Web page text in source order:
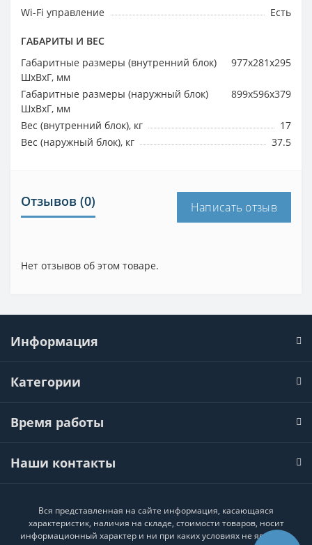
Wi-Fi управление
Есть
ГАБАРИТЫ И ВЕС
Габаритные размеры (внутренний блок)
ШхВхГ, мм
977х281х295
Габаритные размеры (наружный блок)
ШхВхГ, мм
899х596х379
Вес (внутренний блок), кг
17
Вес (наружный блок), кг
37.5
Отзывов (0) Написать отзыв
Нет отзывов об этом товаре.
Информация
Категории
Время работы
Наши контакты
Вся представленная на сайте информация, касающаяся
характеристик, наличия на складе, стоимости товаров, носит
информационный характер и ни при каких условиях не является